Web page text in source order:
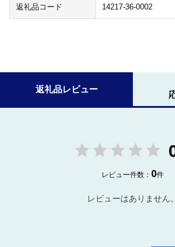
返礼品コード 14217-36-0002
返礼品レビュー
レビュー件数：0件
レビューはありません。